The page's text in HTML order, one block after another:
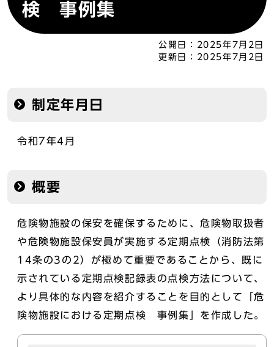
検 事例集
公開日：
2025年7月2日
更新日：
2025年7月2日
制定年月日
令和7年4月
概要
危険物施設の保安を確保するために、危険物取扱者
や危険物施設保安員が実施する定期点検（消防法第
14条の3の2）が極めて重要であることから、既に
示されている定期点検記録表の点検方法について、
より具体的な内容を紹介することを目的として「危
険物施設における定期点検 事例集」を作成した。